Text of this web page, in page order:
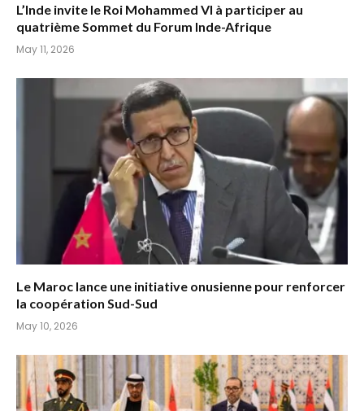
L’Inde invite le Roi Mohammed VI à participer au
quatrième Sommet du Forum Inde-Afrique
May 11, 2026
Le Maroc lance une initiative onusienne pour renforcer
la coopération Sud-Sud
May 10, 2026